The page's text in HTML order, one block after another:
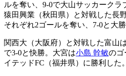
ルを奪い、9-0で大山サッカークラ
猿田興業（秋田県）と対戦した長
それぞれ2ゴールを奪い、7-0と大
関西大（大阪府）と対戦した富山
で3-0と快勝。大宮は小島 幹敏のゴ
イテッドFC（福井県）に勝利した。